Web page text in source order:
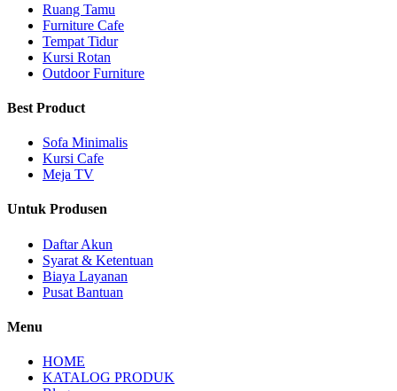
Ruang Tamu
Furniture Cafe
Tempat Tidur
Kursi Rotan
Outdoor Furniture
Best Product
Sofa Minimalis
Kursi Cafe
Meja TV
Untuk Produsen
Daftar Akun
Syarat & Ketentuan
Biaya Layanan
Pusat Bantuan
Menu
HOME
KATALOG PRODUK